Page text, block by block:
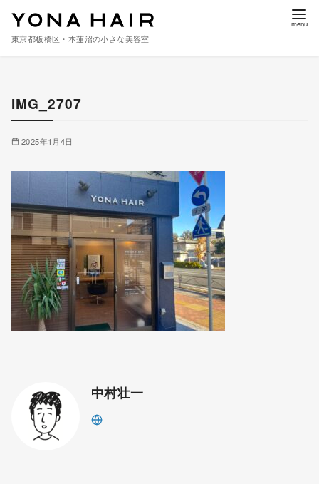
東京都板橋区・本蓮沼の小さな美容室
IMG_2707
2025年1月4日
中村壮一